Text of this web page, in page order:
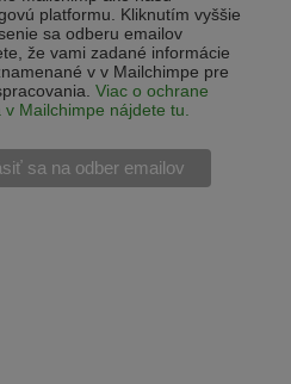
platformu. Kliknutím vyššie
sa odberu emailov
že vami zadané informácie
v v Mailchimpe pre
Viac o ochrane
v Mailchimpe nájdete tu.